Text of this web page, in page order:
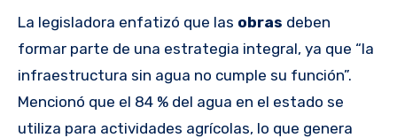
La legisladora enfatizó que las obras deben
formar parte de una estrategia integral, ya que “la
infraestructura sin agua no cumple su función”.
Mencionó que el 84 % del agua en el estado se
utiliza para actividades agrícolas, lo que genera